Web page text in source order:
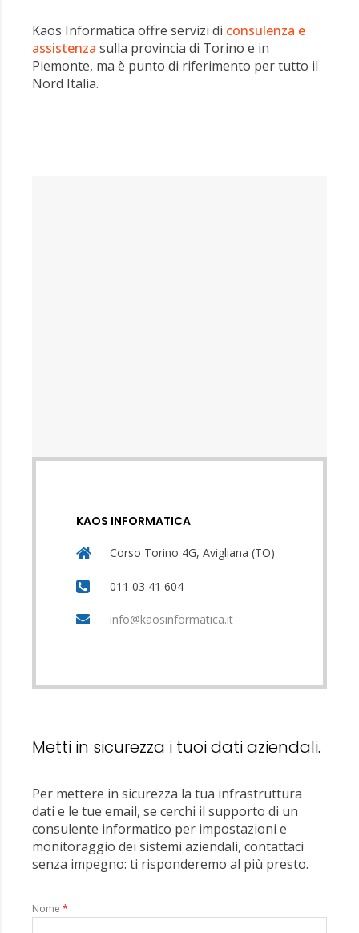
Kaos Informatica offre servizi di consulenza e
assistenza sulla provincia di Torino e in
Piemonte, ma è punto di riferimento per tutto il
Nord Italia.
KAOS INFORMATICA
Corso Torino 4G, Avigliana (TO)
011 03 41 604
info@kaosinformatica.it
Metti in sicurezza i tuoi dati aziendali.
Per mettere in sicurezza la tua infrastruttura
dati e le tue email, se cerchi il supporto di un
consulente informatico per impostazioni e
monitoraggio dei sistemi aziendali, contattaci
senza impegno: ti risponderemo al più presto.
Nome *